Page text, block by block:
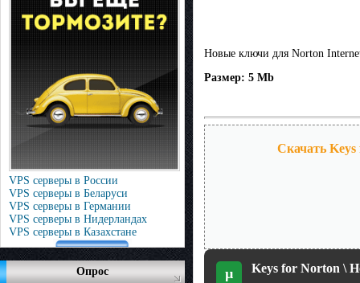
VPS серверы в России
VPS серверы в Беларуси
VPS серверы в Германии
VPS серверы в Нидерландах
VPS серверы в Казахстане
Опрос
Новые ключи для Norton
Размер: 5 Mb
Скачать
µ Keys for Norton \